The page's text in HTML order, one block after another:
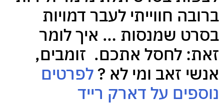
ברובה חווייתי לעבר דמויות
בסרט שמנסות … איך לומר
זאת: לחסל אתכם. זומבים,
אנשי זאב ומי לא ?לפרטים
נוספים על דארק רייד